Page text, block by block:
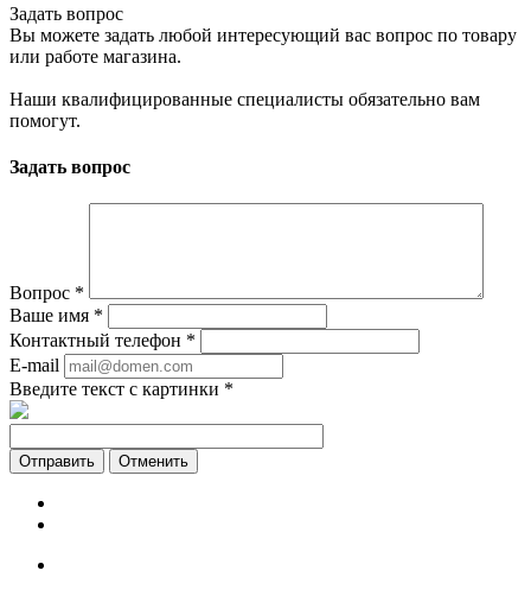
Задать вопрос
Вы можете задать любой интересующий вас вопрос по товару
или работе магазина.
Наши квалифицированные специалисты обязательно вам
помогут.
Задать вопрос
Вопрос *
Ваше имя *
Контактный телефон *
E-mail
Введите текст с картинки *
Отменить